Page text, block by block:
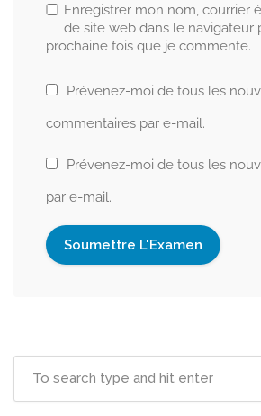
Enregistrer mon nom, courrier
de site web dans le navigateur
prochaine fois que je commente.
Prévenez-moi de tous les
commentaires par e-mail.
Prévenez-moi de tous les
par e-mail.